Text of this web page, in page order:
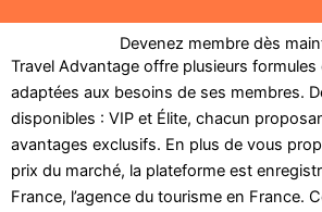
Devenez membre dès
Travel Advantage offre plusieurs formules
adaptées aux besoins de ses membres.
disponibles : VIP et Élite, chacun
avantages exclusifs. En plus de vous
prix du marché, la plateforme est
France, l’agence du tourisme en France.